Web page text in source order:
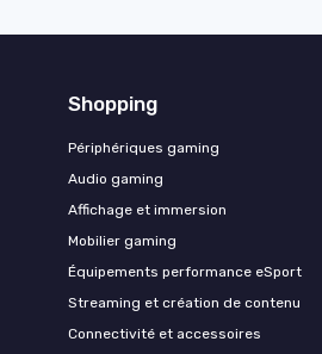
Shopping
Périphériques gaming
Audio gaming
Affichage et immersion
Mobilier gaming
Équipements performance eSport
Streaming et création de contenu
Connectivité et accessoires